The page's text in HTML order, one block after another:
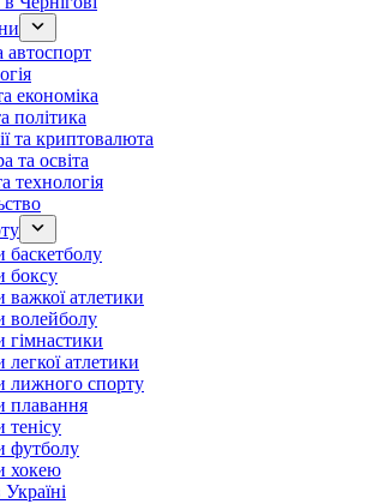
автоспорт
економіка
політика
та криптовалюта
та освіта
технологія
боксу
атлетики
волейболу
атлетики
лижного спорту
плавання
футболу
хокею